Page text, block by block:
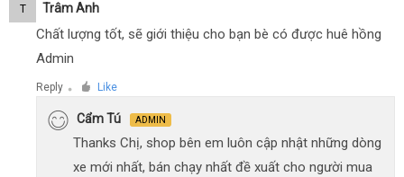
T Trâm Anh
Chất lượng tốt, sẽ giới thiệu cho bạn bè có được huê hồng
Admin
Reply ● Like
Cẩm Tú ADMIN
Thanks Chị, shop bên em luôn cập nhật những dòng
xe mới nhất, bán chạy nhất đề xuất cho người mua